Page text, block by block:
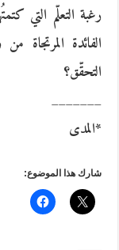
رغبة التعلّم التي
الفائدة المرتجاة
التحقّق؟
_______
*المدى
شارك هذا الموضوع: